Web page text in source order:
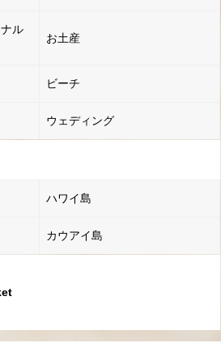
ル
お土産
ビーチ
ウェディング
ハワイ島
カウアイ島